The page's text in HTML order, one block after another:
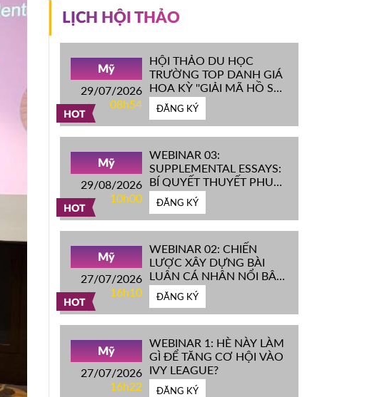
LỊCH HỘI THẢO
HOT
Mỹ
29/07/2026
08h54
HỘI THẢO DU HỌC
TRƯỜNG TOP DANH GIÁ
HOA KỲ ''GIẢI MÃ HỒ SƠ
IVY LEAGUE''
ĐĂNG KÝ
HOT
Mỹ
29/08/2026
10h00
WEBINAR 03:
SUPPLEMENTAL ESSAYS:
BÍ QUYẾT THUYẾT PHỤC
HỘI ĐỒNG TUYỂN SINH
ĐH TOP ĐẦU MỸ
ĐĂNG KÝ
HOT
Mỹ
27/07/2026
16h10
WEBINAR 02: CHIẾN
LƯỢC XÂY DỰNG BÀI
LUẬN CÁ NHÂN NỔI BẬT
CHINH PHỤC ĐH TOP
ĐẦU MỸ
ĐĂNG KÝ
Mỹ
27/07/2026
16h22
WEBINAR 1: HÈ NÀY LÀM
GÌ ĐỂ TĂNG CƠ HỘI VÀO
IVY LEAGUE?
ĐĂNG KÝ